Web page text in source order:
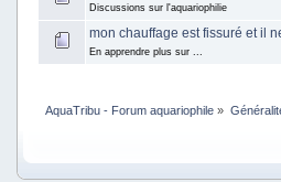
Discussions sur l'aquariophilie
mon chauffage est fissuré et il
En apprendre plus sur ...
AquaTribu - Forum aquariophile »